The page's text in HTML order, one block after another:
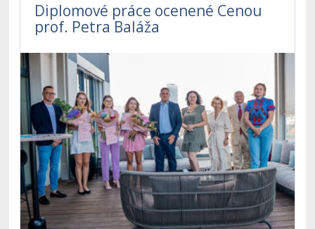
Diplomové práce ocenené Cenou
prof. Petra Baláža